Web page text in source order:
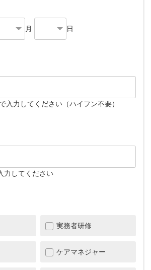
月 日
入力してください（ハイフン不要）
力してください
実務者研修
ケアマネジャー